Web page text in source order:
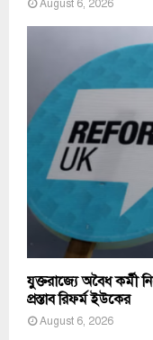
August 6, 2026
যুক্তরাজ্যে অবৈধ কর্মী
প্রস্তাব রিফর্ম ইউকের
August 6, 2026